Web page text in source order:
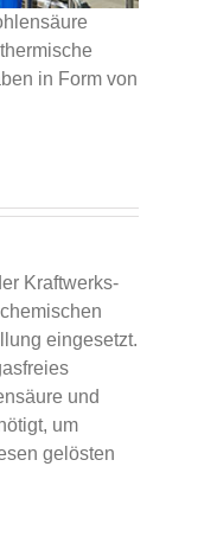
in Form von
Kraftwerks-
eingesetzt.
und
um
gelösten